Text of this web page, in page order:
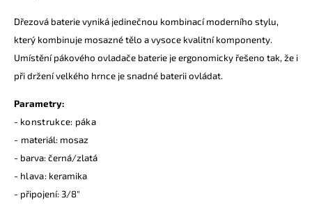
Dřezová baterie vyniká jedinečnou kombinací moderního stylu,
který kombinuje mosazné tělo a vysoce kvalitní komponenty.
Umístění pákového ovladače baterie je ergonomicky řešeno tak, že i
při držení velkého hrnce je snadné baterii ovládat.
Parametry:
- konstrukce: páka
- materiál: mosaz
- barva: černá/zlatá
- hlava:keramika
- připojení: 3/8"